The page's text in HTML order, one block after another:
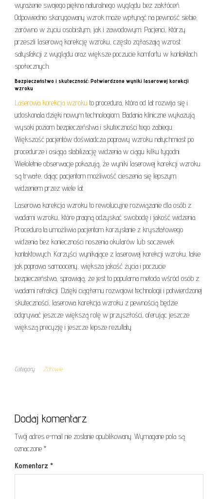
wyrażenie swojego piękna naturalnego wyglądu bez zakłóceń.
Odpowiednio skorygowany wzrok może wpłynąć na pewność siebie,
zarówno w życiu osobistym, jak i zawodowym. Pacjenci, którzy
przeszli laserową korekcję wzroku, często zgłaszają wzrost
satysfakcji z wyglądu oraz większe poczucie komfortu w kontaktach
społecznych.
Bezpieczeństwo i skuteczność: Potwierdzone wyniki laserowej korekcji
wzroku
Laserowa korekcja wzroku to procedura, która od lat rozwija się i
udoskonala dzięki nowym technologiom. Badania kliniczne wykazują
wysoki poziom bezpieczeństwa i skuteczności tego zabiegu.
Większość pacjentów doświadcza poprawy wzroku natychmiast po
procedurze i osiąga stabilizację widzenia w ciągu kilku tygodni.
Wieloletnie obserwacje pokazują, że wyniki laserowej korekcji wzroku
są trwałe, dając pacjentom możliwość cieszenia się lepszym
widzeniem przez wiele lat.
Laserowa korekcja wzroku to rewolucyjne rozwiązanie dla osób z
wadami wzroku, które pragną odzyskać swobodę i jakość widzenia.
Procedura ta umożliwia pacjentom korzystanie z kryształowego
widzenia bez konieczności noszenia okularów lub soczewek
kontaktowych. Korzyści wynikające z laserowej korekcji wzroku, takie
jak poprawa samooceny, większa jakość życia i poczucie
bezpieczeństwa, sprawiają, że jest to popularna metoda wśród osób z
wadami refrakcji. Dzięki ciągłemu rozwojowi technologii i potwierdzonej
skuteczności, laserowa korekcja wzroku z pewnością będzie
odgrywać jeszcze większą rolę w przyszłości, oferując jeszcze
większą precyzję i jeszcze lepsze rezultaty.
Category Zdrowie
Dodaj komentarz
Twój adres e-mail nie zostanie opublikowany. Wymagane pola są
oznaczone *
Komentarz *